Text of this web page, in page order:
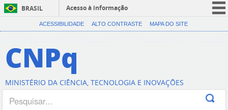
BRASIL
Acesso à informação
CORONAVÍRUS (COVID-19)
Canais
ACESSIBILIDADE ALTO CONTRASTE MAPA DO SITE
CNPq
MINISTÉRIO DA CIÊNCIA, TECNOLOGIA E INOVAÇÕES